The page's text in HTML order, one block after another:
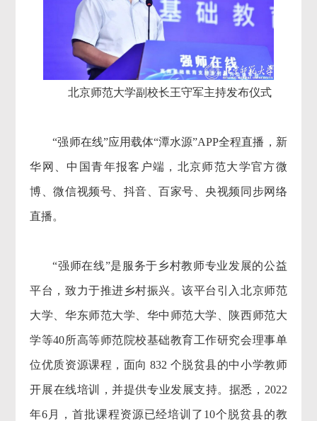
北京师范大学副校长王守军主持发布仪式
“强师在线”应用载体“潭水源”APP全程直播，新
华网、中国青年报客户端，北京师范大学官方微
博、微信视频号、抖音、百家号、央视频同步网络
直播。
“强师在线”是服务于乡村教师专业发展的公益
平台，致力于推进乡村振兴。该平台引入北京师范
大学、华东师范大学、华中师范大学、陕西师范大
学等40所高等师范院校基础教育工作研究会理事单
位优质资源课程，面向 832 个脱贫县的中小学教师
开展在线培训，并提供专业发展支持。据悉，2022
年6月，首批课程资源已经培训了10个脱贫县的教